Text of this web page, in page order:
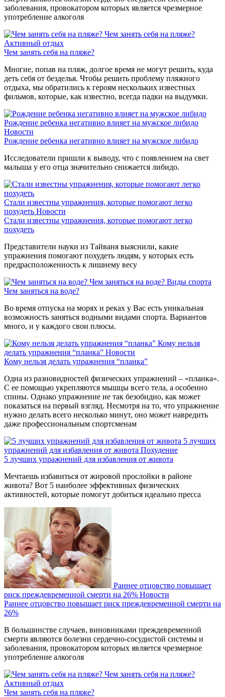
заболевания, провокатором которых является чрезмерное
употребление алкоголя
Чем занять себя на пляже?
Активный отдых
Чем занять себя на пляже?
Многие, попав на пляж, долгое время не могут решить, куда
деть себя от безделья. Чтобы решить проблему пляжного
отдыха, мы обратились к героям нескольких известных
фильмов, которые, как известно, всегда падки на выдумки.
Рождение ребенка негативно влияет на мужское либидо
Новости
Рождение ребенка негативно влияет на мужское либидо
Исследователи пришли к выводу, что с появлением на свет
малыша у его отца значительно снижается либидо.
Стали известны упражнения, которые помогают легко
похудеть Новости
Стали известны упражнения, которые помогают легко
похудеть
Представители науки из Тайваня выяснили, какие
упражнения помогают похудеть людям, у которых есть
предрасположенность к лишнему весу
Чем заняться на воде? Виды спорта
Чем заняться на воде?
Во время отпуска на морях и реках у Вас есть уникальная
возможность заняться водными видами спорта. Вариантов
много, и у каждого свои плюсы.
Кому нельзя
делать упражнения “планка” Новости
Кому нельзя делать упражнения “планка”
Одна из разновидностей физических упражнений – «планка».
С ее помощью укрепляются мышцы всего тела, а особенно
спины. Однако упражнение не так безобидно, как может
показаться на первый взгляд. Несмотря на то, что упражнение
нужно делать всего несколько минут, оно может навредить
даже профессиональным спортсменам
5 лучших
упражнений для избавления от живота Похудение
5 лучших упражнений для избавления от живота
Мечтаешь избавиться от жировой прослойки в районе
живота? Вот 5 наиболее эффективных физических
активностей, которые помогут добиться идеально пресса
Раннее отцовство повышает
риск преждевременной смерти на 26% Новости
Раннее отцовство повышает риск преждевременной смерти на
26%
В большинстве случаев, виновниками преждевременной
смерти являются болезни сердечно-сосудистой системы и
заболевания, провокатором которых является чрезмерное
употребление алкоголя
Чем занять себя на пляже?
Активный отдых
Чем занять себя на пляже?